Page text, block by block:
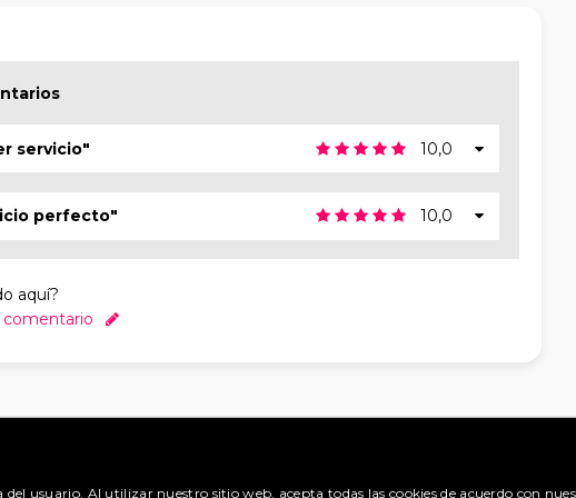
servicio" 10,0
perfecto" 10,0
aquí?
comentario
usuario. Al utilizar nuestro sitio web, acepta todas las cookies de acuerdo con